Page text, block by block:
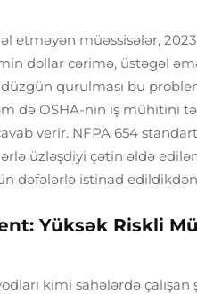
etməyən müəssisələr,
dollar cərimə, üstəgəl
qurulması bu
də OSHA-nın iş
verir. NFPA 654
üzləşdiyi çətin əldə edilən
dəfələrlə istinad
Yüksək Riskli
kimi sahələrdə